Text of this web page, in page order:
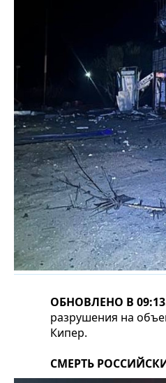
ОБНОВЛЕНО В
разрушения на
Кипер.
СМЕРТЬ